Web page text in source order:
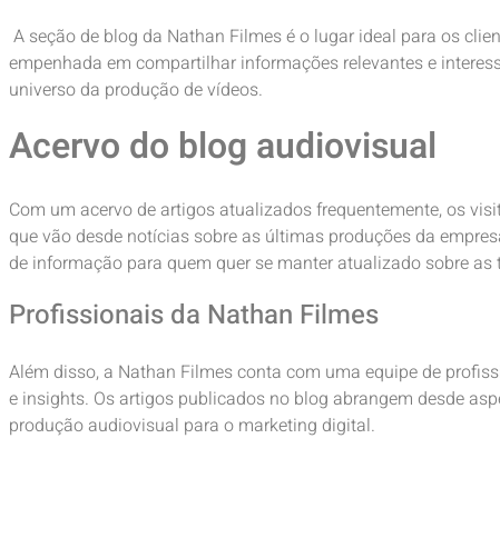
A seção de blog da Nathan Filmes é o lugar ideal para os
empenhada em compartilhar informações relevantes e
universo da produção de vídeos.
Acervo do blog audiovisual
Com um acervo de artigos atualizados frequentemente, os
que vão desde notícias sobre as últimas produções da
de informação para quem quer se manter atualizado sobre
Profissionais da Nathan Filmes
Além disso, a Nathan Filmes conta com uma equipe de
e insights. Os artigos publicados no blog abrangem desde
produção audiovisual para o marketing digital.